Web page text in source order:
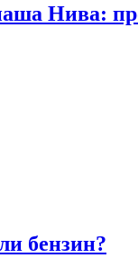
Нива:
бензин?